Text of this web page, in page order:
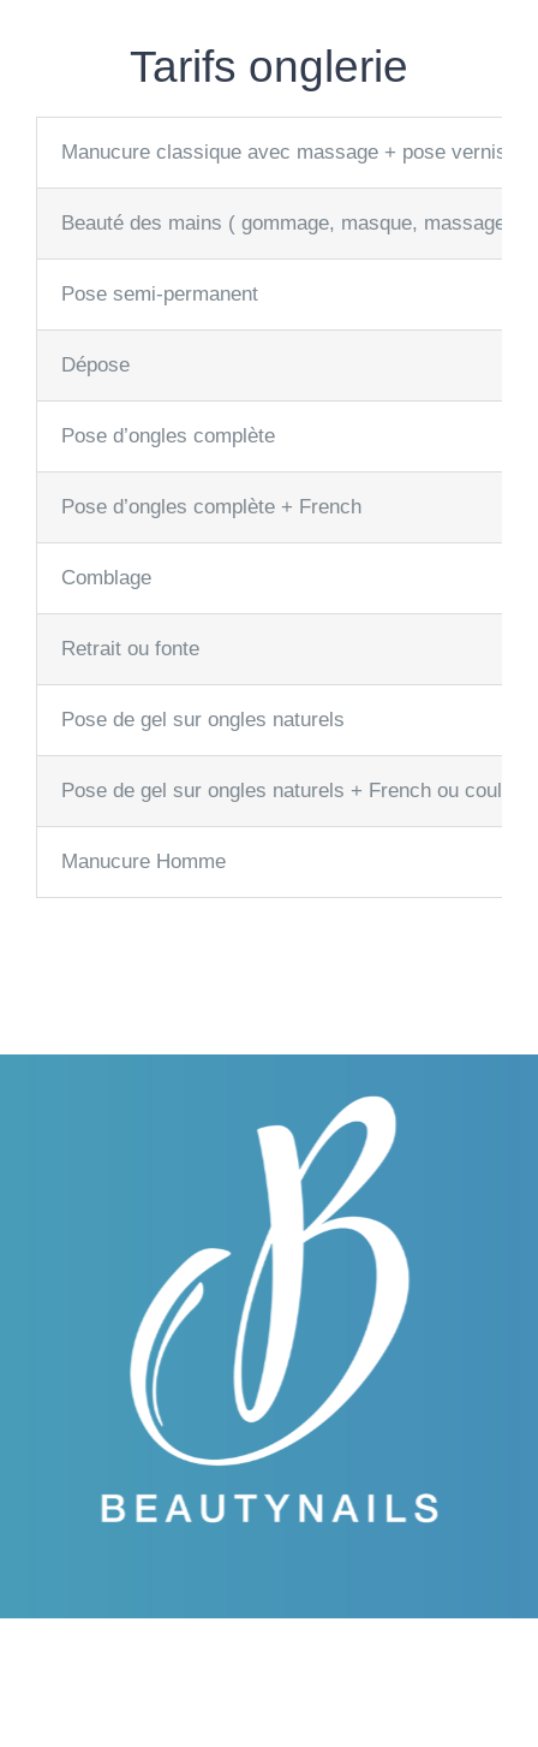
Tarifs onglerie
Manucure classique avec massage + pose vernis
Beauté des mains ( gommage, masque, massage
Pose semi-permanent
Dépose
Pose d’ongles complète
Pose d’ongles complète + French
Comblage
Retrait ou fonte
Pose de gel sur ongles naturels
Pose de gel sur ongles naturels + French ou
Manucure Homme